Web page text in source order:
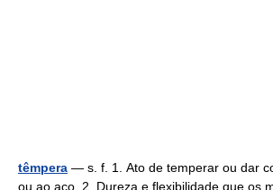
têmpera — s. f. 1. Ato de temperar ou dar
ou ao aço. 2. Dureza e flexibilidade que os